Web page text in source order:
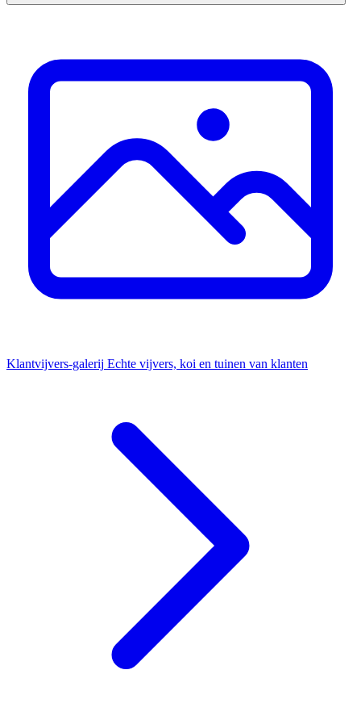
Klantvijvers-galerij Echte vijvers, koi en tuinen van klanten